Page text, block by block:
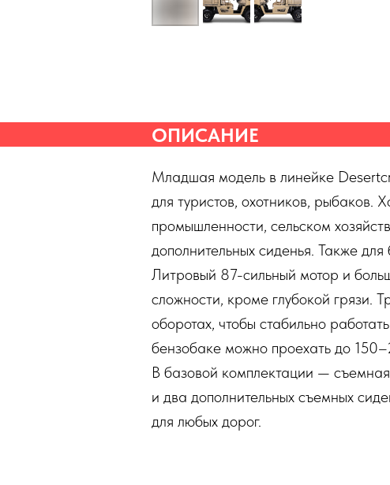
ОПИСАНИЕ
Младшая модель в линейке
для туристов, охотников, рыбаков.
промышленности, сельском
дополнительных сиденья. Также
Литровый 87-сильный мотор и
сложности, кроме глубокой грязи.
оборотах, чтобы стабильно
бензобаке можно проехать до
В базовой комплектации —
и два дополнительных съемных
для любых дорог.